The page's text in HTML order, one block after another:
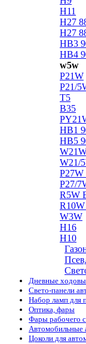
H11
H27
H27
HB3
HB4
w5w
P21W
P21/
T5
B35
HB1
HB5
W21/
P27W
P27/
R5W
W3W
H16
H10
Дневные
Свето-панели
Набор ламп для
Оптика, фары
Фары рабочего
Автомобильные
Цоколи для